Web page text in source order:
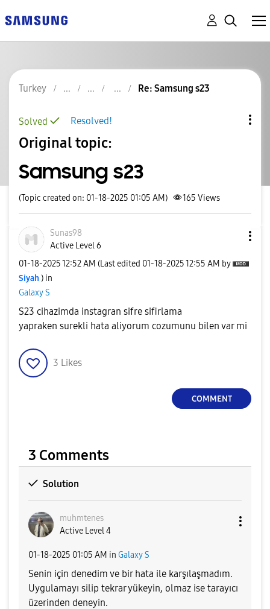
Turkey Re: Samsung s23
Resolved!
Solved
Original topic:
Samsung s23
(Topic created on: 01-18-2025 01:05 AM) 165 Views
Sunas98
Active Level 6
‎01-18-202512:52 AM (Last edited ‎01-18-202512:55 AM by
Siyah ) in
Galaxy S
S23 cihazimda instagran sifre sifirlama
yapraken surekli hata aliyorum cozumunu bilen var mi
3 Likes
COMMENT
3 Comments
Solution
muhmtenes
Active Level 4
‎01-18-2025 01:05 AM in Galaxy S
Senin için denedim ve bir hata ile karşılaşmadım.
Uygulamayı silip tekrar yükeyin, olmaz ise tarayıcı
üzerinden deneyin.